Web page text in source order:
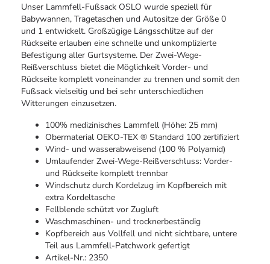
Unser Lammfell-Fußsack OSLO wurde speziell für
Babywannen, Tragetaschen und Autositze der Größe 0
und 1 entwickelt. Großzügige Längsschlitze auf der
Rückseite erlauben eine schnelle und unkomplizierte
Befestigung aller Gurtsysteme. Der Zwei-Wege-
Reißverschluss bietet die Möglichkeit Vorder- und
Rückseite komplett voneinander zu trennen und somit den
Fußsack vielseitig und bei sehr unterschiedlichen
Witterungen einzusetzen.
100% medizinisches Lammfell (Höhe: 25 mm)
Obermaterial OEKO-TEX ® Standard 100 zertifiziert
Wind- und wasserabweisend (100 % Polyamid)
Umlaufender Zwei-Wege-Reißverschluss: Vorder-
und Rückseite komplett trennbar
Windschutz durch Kordelzug im Kopfbereich mit
extra Kordeltasche
Fellblende schützt vor Zugluft
Waschmaschinen- und trocknerbeständig
Kopfbereich aus Vollfell und nicht sichtbare, untere
Teil aus Lammfell-Patchwork gefertigt
Artikel-Nr.: 2350